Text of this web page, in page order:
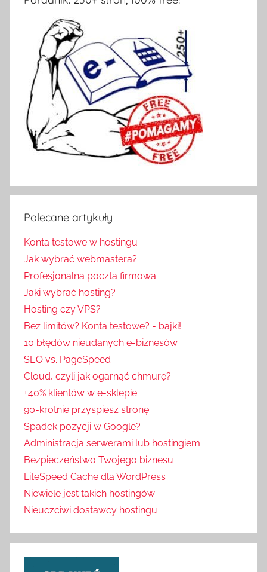
Polecane artykuły
Konta testowe w hostingu
Jak wybrać webmastera?
Profesjonalna poczta firmowa
Jaki wybrać hosting?
Hosting czy VPS?
Bez limitów? Konta testowe? - bajki!
10 błędów nieudanych e-biznesów
SEO vs. PageSpeed
Cloud, czyli jak ogarnąć chmurę?
+40% klientów w e-sklepie
90-krotnie przyspiesz stronę
Spadek pozycji w Google?
Administracja serwerami lub hostingiem
Bezpieczeństwo Twojego biznesu
LiteSpeed Cache dla WordPress
Niewiele jest takich hostingów
Nieuczciwi dostawcy hostingu